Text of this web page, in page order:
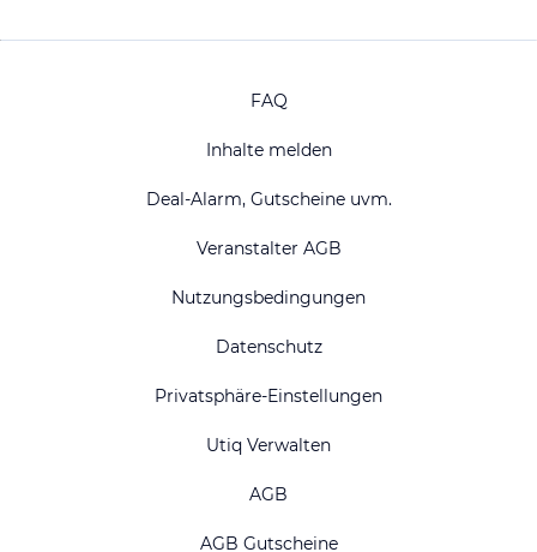
FAQ
Inhalte melden
Deal-Alarm, Gutscheine uvm.
Veranstalter AGB
Nutzungsbedingungen
Datenschutz
Privatsphäre-Einstellungen
Utiq Verwalten
AGB
AGB Gutscheine